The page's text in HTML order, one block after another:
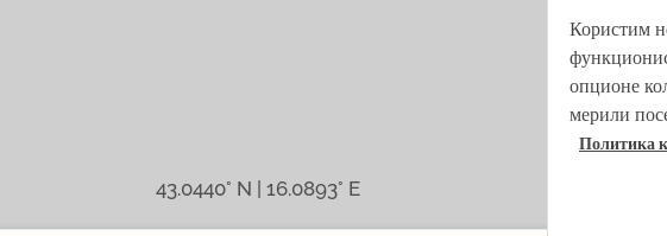
43.0440° N | 16.0893° E
Користим
опционе
мерили
Политика